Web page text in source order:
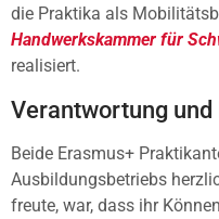
die Praktika als
Handwerkskammer für
realisiert.
Verantwortung
Beide Erasmus+
Ausbildungsbetriebs
freute, war, dass ihr